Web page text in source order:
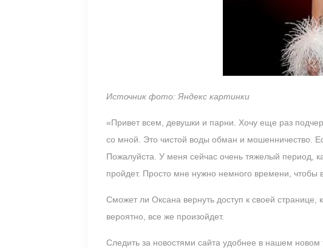
Источник фото: Яндекс картинки
«Привет всем, девушки и парни. Хочу еще раз
со мной. Это чистой воды обман и мошенничество.
Пожалуйста. У меня сейчас очень тяжелый период,
пройдет. Просто мне нужно немного времени, чтобы
Сможет ли Оксана вернуть доступ к своей странице,
вероятно, все же произойдет.
Следить за новостями сайта удобнее в нашем